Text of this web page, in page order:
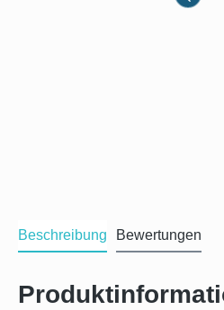
Beschreibung Bewertungen